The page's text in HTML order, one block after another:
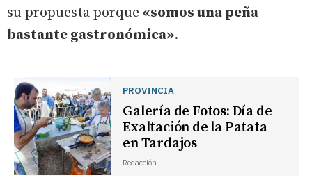
su propuesta porque «somos una peña
bastante gastronómica».
PROVINCIA
Galería de Fotos: Día de
Exaltación de la Patata
en Tardajos
Redacción